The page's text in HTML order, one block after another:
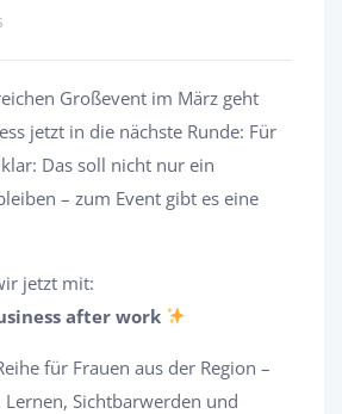
Großevent im März geht
jetzt in die nächste Runde: Für
Das soll nicht nur ein
– zum Event gibt es eine
jetzt mit:
after work
für Frauen aus der Region –
Sichtbarwerden und